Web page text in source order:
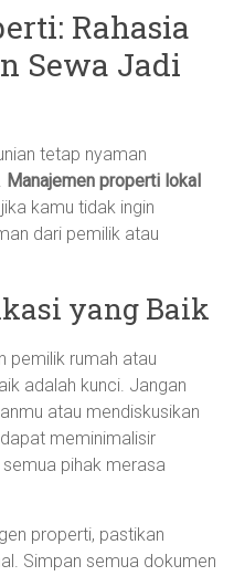
Rahasia
Sewa Jadi
tetap nyaman
Manajemen properti lokal
kamu tidak ingin
dari pemilik atau
yang Baik
pemilik rumah atau
adalah kunci. Jangan
atau mendiskusikan
meminimalisir
pihak merasa
properti, pastikan
Simpan semua dokumen